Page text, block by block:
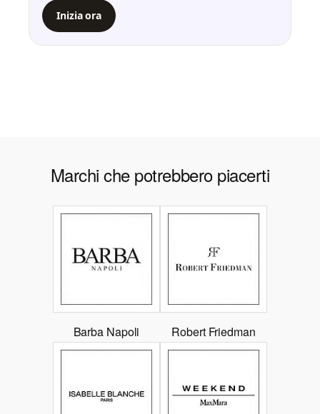
Inizia ora
Marchi che potrebbero piacerti
Barba Napoli Robert Friedman